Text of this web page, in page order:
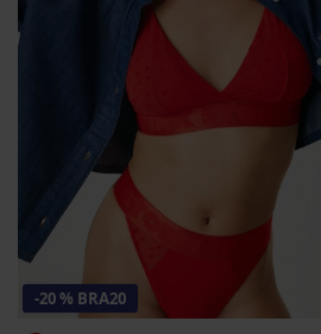
-20 % BRA20